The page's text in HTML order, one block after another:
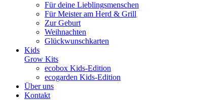
Für deine Lieblingsmenschen
Für Meister am Herd & Grill
Zur Geburt
Weihnachten
Glückwunschkarten
Kids
Grow Kits
ecobox Kids-Edition
ecogarden Kids-Edition
Über uns
Kontakt